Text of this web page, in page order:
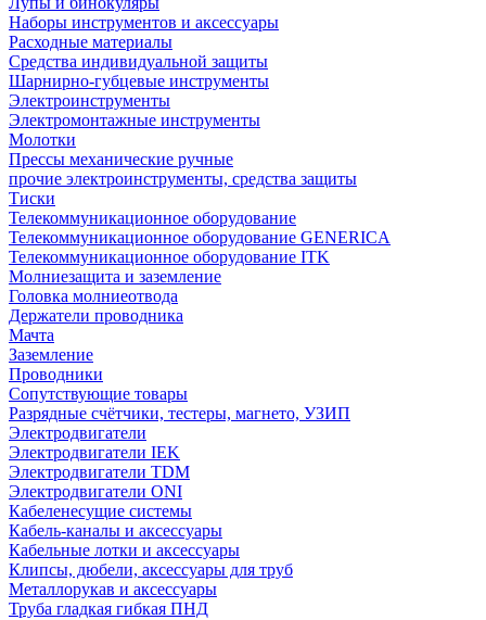
Наборы инструментов и аксессуары
Расходные материалы
Средства индивидуальной защиты
Шарнирно-губцевые инструменты
Электроинструменты
Электромонтажные инструменты
Молотки
Прессы механические ручные
прочие электроинструменты, средства защиты
Тиски
Телекоммуникационное оборудование
Телекоммуникационное оборудование GENERICA
Телекоммуникационное оборудование ITK
Молниезащита и заземление
Головка молниеотвода
Держатели проводника
Мачта
Заземление
Проводники
Сопутствующие товары
Разрядные счётчики, тестеры, магнето, УЗИП
Электродвигатели
Электродвигатели IEK
Электродвигатели TDM
Электродвигатели ONI
Кабеленесущие системы
Кабель-каналы и аксессуары
Кабельные лотки и аксессуары
Клипсы, дюбели, аксессуары для труб
Металлорукав и аксессуары
Труба гладкая гибкая ПНД